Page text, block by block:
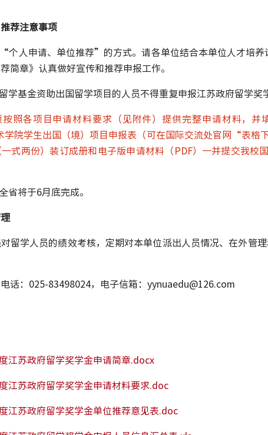
荐注意事项
个人申请、单位推荐”的方式。请各单位结合本单位人才培养
简章》认真做好宣传和推荐申报工作。
学基金资助出国留学项目的人员不得重复申报江苏政府留学奖
照各项目申请材料要求（见附件）提供完整申请材料，并
学院学生出国（境）项目申报表（可在国际交流处官网“表
式两份）装订成册和电子版申请材料（PDF）一并提交我校
省将于6月底完成。
留学人员的绩效考核，定期对本单位派出人员情况、在外管
话：025-83498024，电子信箱：yynuaedu@126.com
江苏政府留学奖学金申请简章.docx
江苏政府留学奖学金申请材料要求.doc
江苏政府留学奖学金单位推荐意见表.doc